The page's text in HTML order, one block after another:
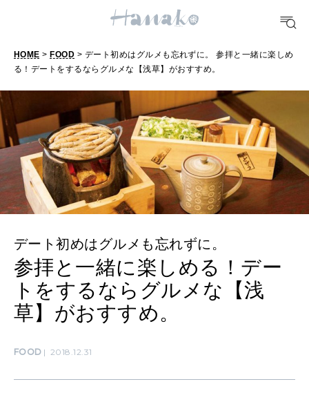
明日のわたし
[12星座別] Weekly Holoscope
女神まり愛のタロットメッセージ
算命学がわかる今月のあなた
HEALTH
LEARN
知る、考える
MAMA
SUSTAINABLE
わたしができること
HOME > FOOD > デート初めはグルメも忘れずに。 参拝と一緒に楽しめ
る！デートをするならグルメな【浅草】がおすすめ。
デート初めはグルメも忘れずに。
参拝と一緒に楽しめる！デー
トをするならグルメな【浅
草】がおすすめ。
FOOD 2018.12.31